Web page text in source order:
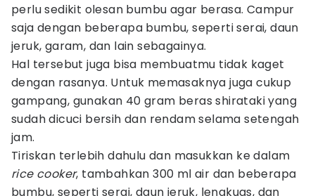
perlu sedikit olesan bumbu agar berasa. Campur
saja dengan beberapa bumbu, seperti serai, daun
jeruk, garam, dan lain sebagainya.
Hal tersebut juga bisa membuatmu tidak kaget
dengan rasanya. Untuk memasaknya juga cukup
gampang, gunakan 40 gram beras shirataki yang
sudah dicuci bersih dan rendam selama setengah
jam.
Tiriskan terlebih dahulu dan masukkan ke dalam
rice cooker, tambahkan 300 ml air dan beberapa
bumbu, seperti serai, daun jeruk, lengkuas, dan